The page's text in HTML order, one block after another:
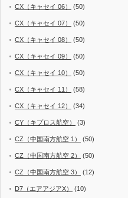
CX（キャセイ 06） (50)
CX（キャセイ 07） (50)
CX（キャセイ 08） (50)
CX（キャセイ 09） (50)
CX（キャセイ 10） (50)
CX（キャセイ 11） (58)
CX（キャセイ 12） (34)
CY（キプロス航空） (3)
CZ（中国南方航空 1） (50)
CZ（中国南方航空 2） (50)
CZ（中国南方航空 3） (12)
D7（エアアジアX） (10)